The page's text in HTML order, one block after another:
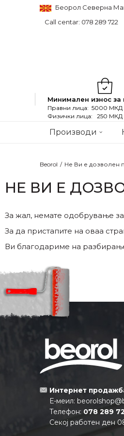
Беорол Северна
Call centar: 078 289 722
Минимален износ за
Правни лица: 5000 МКД
Физички лица: 250 МКД
Производи
Beorol Не Ви е дозволен
НЕ ВИ Е
За жал, немате одобрување
За да пристапите на оваа
Ви благодариме на
Интернет
Е-меил:
Телефон: 078 289
Секој работен ден